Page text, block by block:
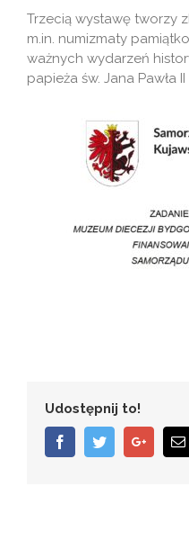
Trzecią wystawę tworzy
m.in. numizmaty
ważnych wydarzeń
papieża św. Jana Pawła
Udostępnij to!
FacebookTwitterGoogle+